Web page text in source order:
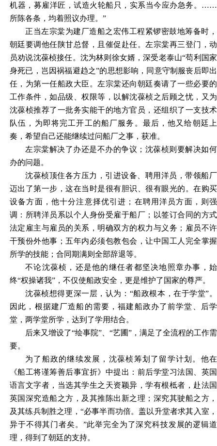
机器，募雇洋匠，试造火轮船只，实系当今应办急务。……
所陈各条，均着照议办理。”
正当左宗棠为建厂造船之宏伟工程紧锣密鼓地筹备时，
朝廷要调他任陕甘总督，且催促赴任。左宗棠再三登门，动
员劝说沈葆桢接任。沈为林则徐女婿，深受老泰山“苟利国家
身死已，岂因祸福避趋之”的思想影响，同意守制服丧后即出
任，为第一任船政大臣。左宗棠还向朝廷奏请了一些必要的
工作条件，如品级、权限等，以解沈葆桢之后顾之忧，又为
沈葆桢推荐了一批务实能干的地方官员，还组织了一支技术
队伍，为即将完工开工的船厂服务。最后，他又给朝廷上
奏，希望自己还能继续过问船厂之事，获准。
左宗棠解决了办还是不办的争议；沈葆桢则要解决如何
办的问题。
沈葆桢顶住各方压力，引进设备、聘用洋员，带领船厂
迈出了第一步，这在当时是很有胆识、很有眼光的。在购买
设备方面，他十分注意择优引进；在聘用洋员方面，则强
调：所聘洋员系以个人身份受雇于船厂；以签订合同的方式
法定雇主与雇员的关系，明确双方的权力与义务；雇员不许
干预份外他事；五年内必须包教包会，让中国工人完全掌握
所学的技能；合同期满则全部辞退等。
不论沈葆桢，还是他的继任者都坚决地照章办事，始
终“权操诸我”，不仅使船政安全，更是维护了国家的尊严。
沈葆桢想得更深一层，认为： “船政根本，在于学堂”。
因此，根据建厂造船的需要，福建船政办了前学堂、后学
堂，两学堂所学，达到了学用结合。
后来又增设了“绘事院”、“艺圃”，满足了全流程的工作需
要。
为了船政的继续发展，沈葆桢筹划了留学计划。他在
《船工将谨筹善后事宜折》中提出：前后学堂习法国、英国
语言文字者，当选其学生之天资颖异，学有根柢者，赴法国
英国深究造船之方，及其推陈出新之理；深究其驶船之方，
及其练兵制胜之理， “必事半而功倍。盖以升堂者求其入室，
异于不得其门者矣。”此举完全为了深究科技发展的逻辑道
理，得到了朝廷的支持。